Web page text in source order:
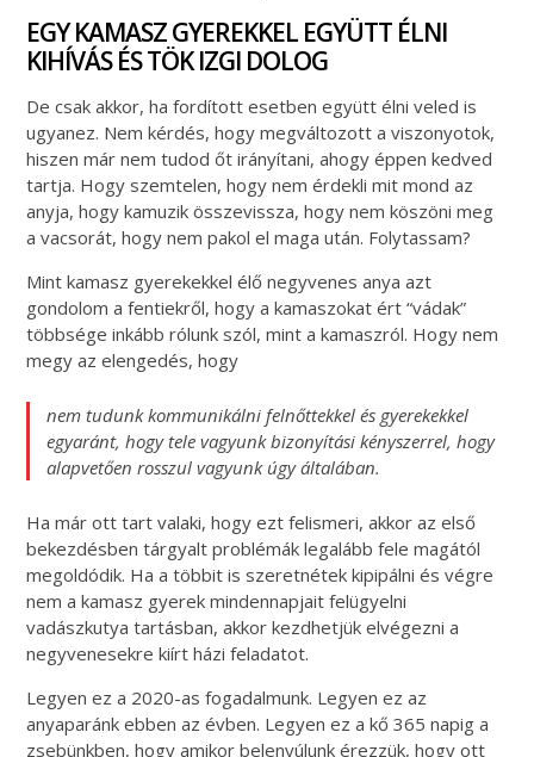
EGY KAMASZ GYEREKKEL EGYÜTT ÉLNI
KIHÍVÁS ÉS TÖK IZGI DOLOG
De csak akkor, ha fordított esetben együtt élni veled is
ugyanez. Nem kérdés, hogy megváltozott a viszonyotok,
hiszen már nem tudod őt irányítani, ahogy éppen kedved
tartja. Hogy szemtelen, hogy nem érdekli mit mond az
anyja, hogy kamuzik összevissza, hogy nem köszöni meg
a vacsorát, hogy nem pakol el maga után. Folytassam?
Mint kamasz gyerekekkel élő negyvenes anya azt
gondolom a fentiekről, hogy a kamaszokat ért “vádak”
többsége inkább rólunk szól, mint a kamaszról. Hogy nem
megy az elengedés, hogy
nem tudunk kommunikálni felnőttekkel és gyerekekkel
egyaránt, hogy tele vagyunk bizonyítási kényszerrel, hogy
alapvetően rosszul vagyunk úgy általában.
Ha már ott tart valaki, hogy ezt felismeri, akkor az első
bekezdésben tárgyalt problémák legalább fele magától
megoldódik. Ha a többit is szeretnétek kipipálni és végre
nem a kamasz gyerek mindennapjait felügyelni
vadászkutya tartásban, akkor kezdhetjük elvégezni a
negyvenesekre kiírt házi feladatot.
Legyen ez a 2020-as fogadalmunk. Legyen ez az
anyaparánk ebben az évben. Legyen ez a kő 365 napig a
zsebünkben, hogy amikor belenyúlunk érezzük, hogy ott